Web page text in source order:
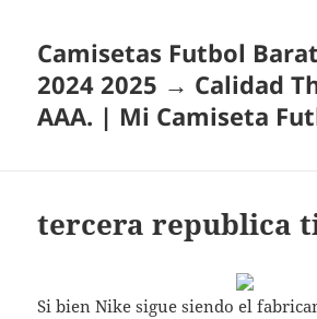
Camisetas Futbol
2024 2025 → Calidad
AAA. | Mi Camiseta
tercera republica
Si bien Nike sigue siendo el